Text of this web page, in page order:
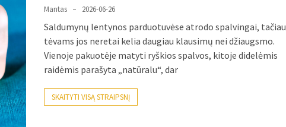
Mantas 2026-06-26
Saldumynų lentynos parduotuvėse atrodo spalvingai, tačiau
tėvams jos neretai kelia daugiau klausimų nei džiaugsmo.
Vienoje pakuotėje matyti ryškios spalvos, kitoje didelėmis
raidėmis parašyta „natūralu“, dar
SKAITYTI VISĄ STRAIPSNĮ